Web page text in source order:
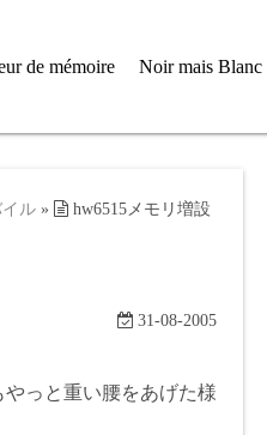
de mémoire Noir mais Blanc
ル » hw6515メモリ増設
31-08-2005
っと重い腰をあげた様